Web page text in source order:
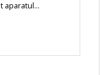
aparatul...